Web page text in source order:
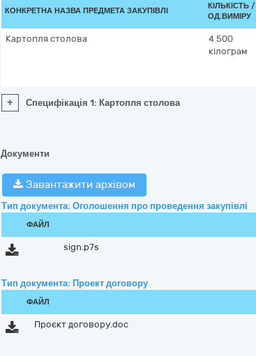
КОНКРЕТНА НАЗВА ПРЕДМЕТА ЗАКУПІВЛІ
КІЛЬКІСТЬ /
ОД.ВИМІРУ
Картопля столова
4 500
кілограм
+ Специфікація 1: Картопля столова
Документи
Завантажити архівом
Тип документа: Оголошення про проведення закупівлі
ФАЙЛ
sign.p7s
Тип документа: Проект договору
ФАЙЛ
Проєкт договору.doc